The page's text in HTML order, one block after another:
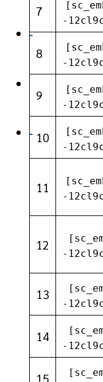
-
-
7
-
8
-
9
-
10
-
11
-
12
-
13
-
14
-
15